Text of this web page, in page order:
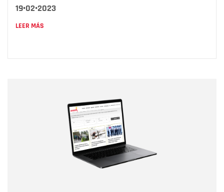
19•02•2023
LEER MÁS
Correo electrónico
Tipo de comentario